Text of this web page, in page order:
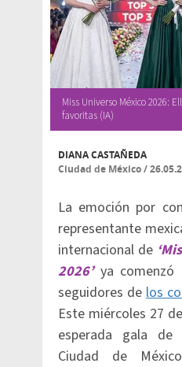
Miss Universo México 2026:
favoritas (IA)
DIANA CASTAÑEDA
Ciudad de México/
La emoción por
representante
internacional de
2026’ya comenzó
seguidores de los
Este miércoles 27
esperada gala
Ciudad de